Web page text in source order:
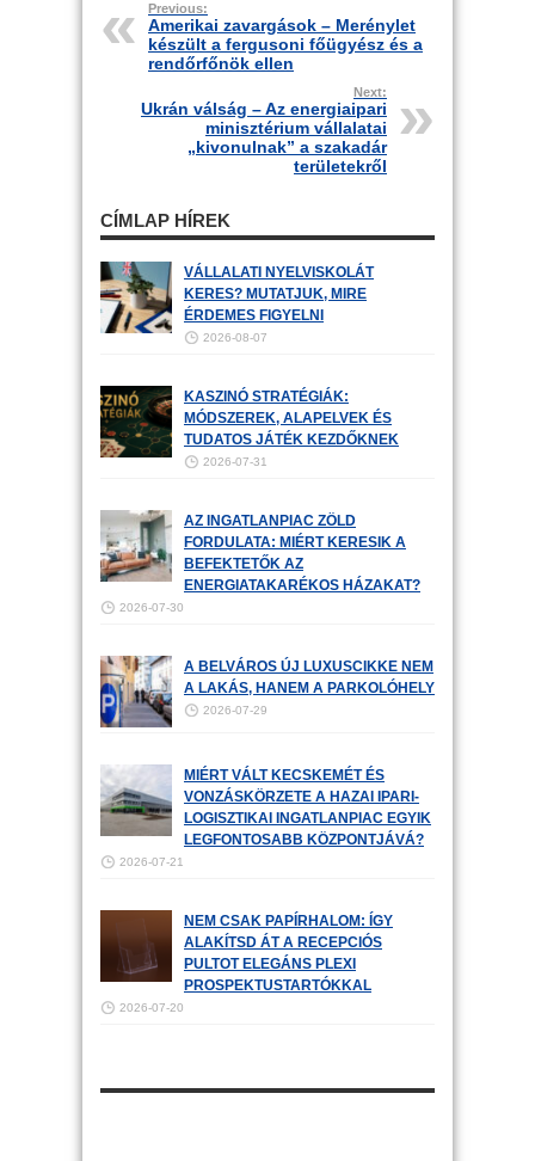
Previous:
Amerikai zavargások – Merénylet
készült a fergusoni főügyész és a
rendőrfőnök ellen
Next:
Ukrán válság – Az energiaipari
minisztérium vállalatai
„kivonulnak” a szakadár
területekről
CÍMLAP HÍREK
VÁLLALATI NYELVISKOLÁT
KERES? MUTATJUK, MIRE
ÉRDEMES FIGYELNI
2026-08-07
KASZINÓ STRATÉGIÁK:
MÓDSZEREK, ALAPELVEK ÉS
TUDATOS JÁTÉK KEZDŐKNEK
2026-07-31
AZ INGATLANPIAC ZÖLD
FORDULATA: MIÉRT KERESIK A
BEFEKTETŐK AZ
ENERGIATAKARÉKOS HÁZAKAT?
2026-07-30
A BELVÁROS ÚJ LUXUSCIKKE NEM
A LAKÁS, HANEM A PARKOLÓHELY
2026-07-29
MIÉRT VÁLT KECSKEMÉT ÉS
VONZÁSKÖRZETE A HAZAI IPARI-
LOGISZTIKAI INGATLANPIAC EGYIK
LEGFONTOSABB KÖZPONTJÁVÁ?
2026-07-21
NEM CSAK PAPÍRHALOM: ÍGY
ALAKÍTSD ÁT A RECEPCIÓS
PULTOT ELEGÁNS PLEXI
PROSPEKTUSTARTÓKKAL
2026-07-20